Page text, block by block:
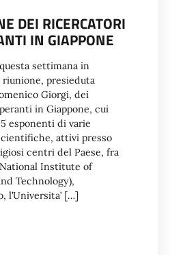
DEI RICERCATORI
IN GIAPPONE
settimana in
riunione, presieduta
Giorgi, dei
in Giappone, cui
esponenti di varie
attivi presso
centri del Paese, fra
Institute of
Technology),
l’Universita’ […]